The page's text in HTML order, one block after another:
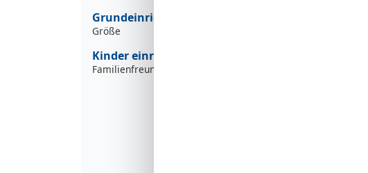
Grundeinrichtungen
Größe
Kinder einrichtungen
Familienfreundlich